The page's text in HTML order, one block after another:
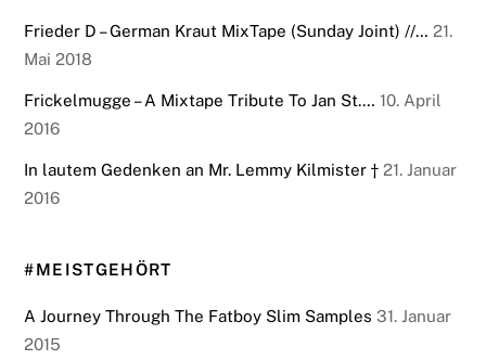
Frieder D – German Kraut MixTape (Sunday Joint) //… 21.
Mai 2018
Frickelmugge – A Mixtape Tribute To Jan St.… 10. April
2016
In lautem Gedenken an Mr. Lemmy Kilmister † 21. Januar
2016
#MEISTGEHÖRT
A Journey Through The Fatboy Slim Samples 31. Januar
2015